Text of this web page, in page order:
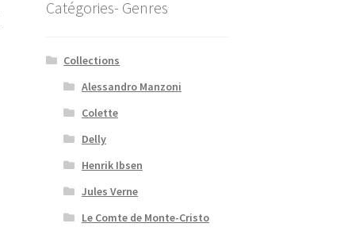
Catégories- Genres
Collections
Alessandro Manzoni
Colette
Delly
Henrik Ibsen
Jules Verne
Le Comte de Monte-Cristo